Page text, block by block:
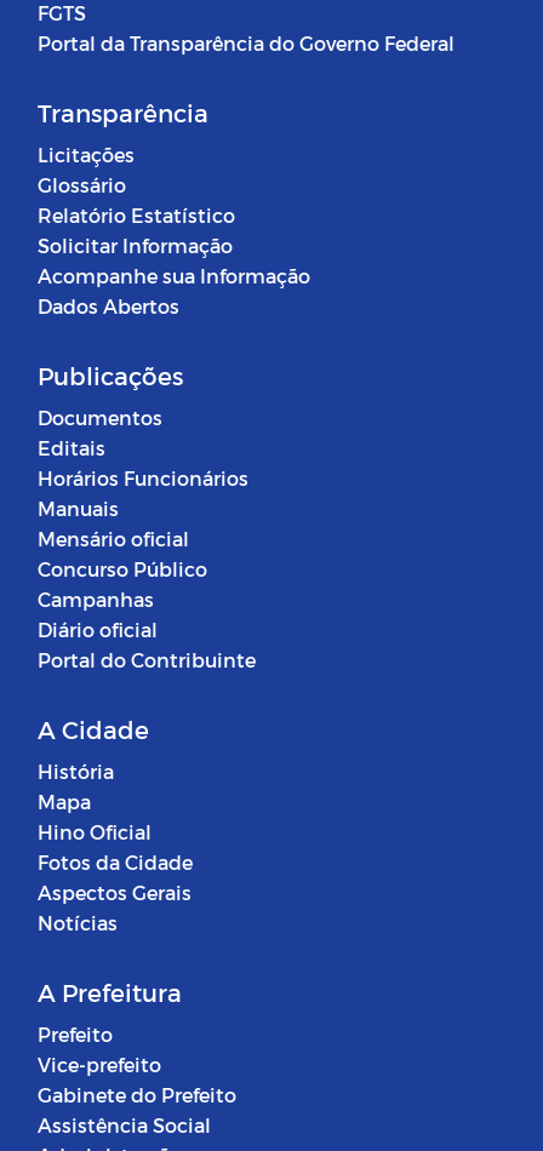
FGTS
Portal da Transparência do Governo Federal
Transparência
Licitações
Glossário
Relatório Estatístico
Solicitar Informação
Acompanhe sua Informação
Dados Abertos
Publicações
Documentos
Editais
Horários Funcionários
Manuais
Mensário oficial
Concurso Público
Campanhas
Diário oficial
Portal do Contribuinte
A Cidade
História
Mapa
Hino Oficial
Fotos da Cidade
Aspectos Gerais
Notícias
A Prefeitura
Prefeito
Vice-prefeito
Gabinete do Prefeito
Assistência Social